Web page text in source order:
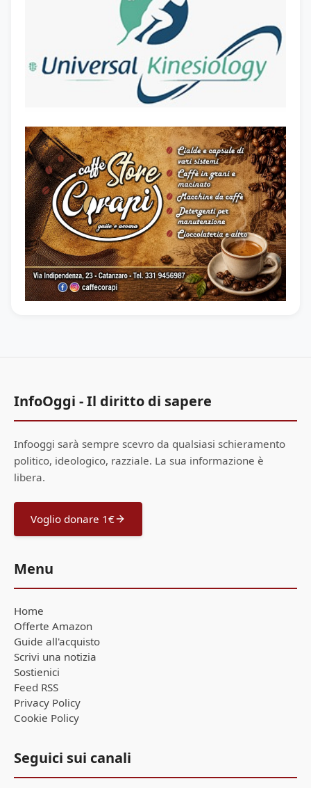
InfoOggi - Il diritto di sapere
Infooggi sarà sempre scevro da qualsiasi schieramento
politico, ideologico, razziale. La sua informazione è
libera.
Voglio donare 1€
Menu
Home
Offerte Amazon
Guide all'acquisto
Scrivi una notizia
Sostienici
Feed RSS
Privacy Policy
Cookie Policy
Seguici sui canali